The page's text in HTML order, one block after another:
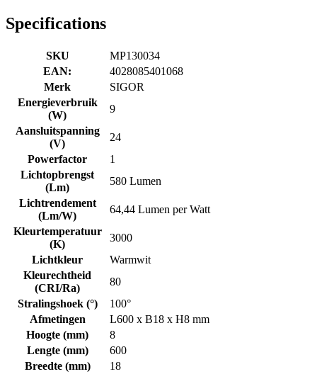
Specifications
SKU
MP130034
EAN:
4028085401068
Merk
SIGOR
Energieverbruik
(W)
9
Aansluitspanning
(V)
24
Powerfactor
1
Lichtopbrengst
(Lm)
580 Lumen
Lichtrendement
(Lm/W)
64,44 Lumen per Watt
Kleurtemperatuur
(K)
3000
Lichtkleur
Warmwit
Kleurechtheid
(CRI/Ra)
80
Stralingshoek (°)
100°
Afmetingen
L600 x B18 x H8 mm
Hoogte (mm)
8
Lengte (mm)
600
Breedte (mm)
18